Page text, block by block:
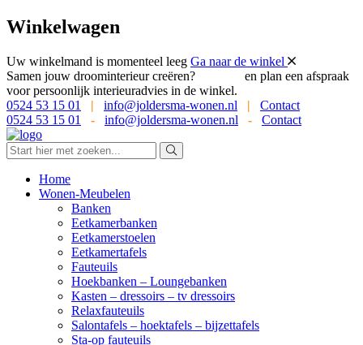
Winkelwagen
Uw winkelmand is momenteel leeg Ga naar de winkel
Samen jouw droominterieur creëren?
en plan een afspraak
voor persoonlijk interieuradvies in de winkel.
0524 53 15 01
| info@joldersma-wonen.nl |
Contact
0524 53 15 01
- info@joldersma-wonen.nl - Contact
Home
Wonen-Meubelen
Banken
Eetkamerbanken
Eetkamerstoelen
Eetkamertafels
Fauteuils
Hoekbanken – Loungebanken
Kasten – dressoirs – tv dressoirs
Relaxfauteuils
Salontafels – hoektafels – bijzettafels
Sta-op fauteuils